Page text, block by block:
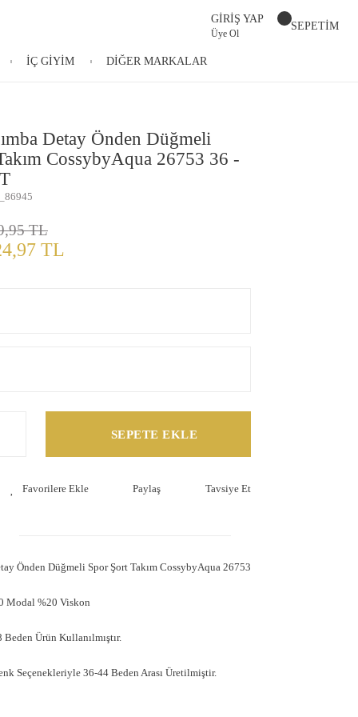
GİRİŞ YAP
Üye Ol
SEPETİM
İÇ GİYİM DİĞER MARKALAR
Detay Önden Düğmeli
CossybyAqua 26753 36 -
TL
TL
SEPETE EKLE
Paylaş Tavsiye Et
Önden Düğmeli Spor Şort Takım CossybyAqua 26753
Modal %20 Viskon
Ürün Kullanılmıştır.
Seçenekleriyle 36-44 Beden Arası Üretilmiştir.